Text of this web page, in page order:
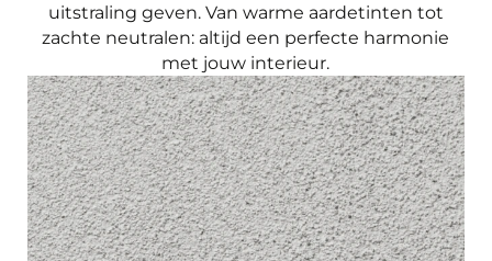
uitstraling geven. Van warme aardetinten tot
zachte neutralen: altijd een perfecte harmonie
met jouw interieur.